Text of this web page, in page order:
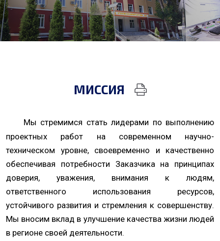
МИССИЯ
Мы стремимся стать лидерами по выполнению
проектных работ на современном научно-
техническом уровне, своевременно и качественно
обеспечивая потребности Заказчика на принципах
доверия, уважения, внимания к людям,
ответственного использования ресурсов,
устойчивого развития и стремления к совершенству.
Мы вносим вклад в улучшение качества жизни людей
в регионе своей деятельности.